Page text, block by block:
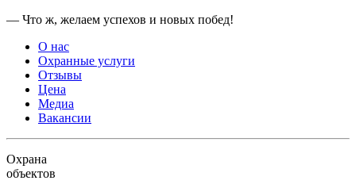
— Что ж, желаем успехов и новых побед!
О нас
Охранные услуги
Отзывы
Цена
Медиа
Вакансии
Охрана
объектов